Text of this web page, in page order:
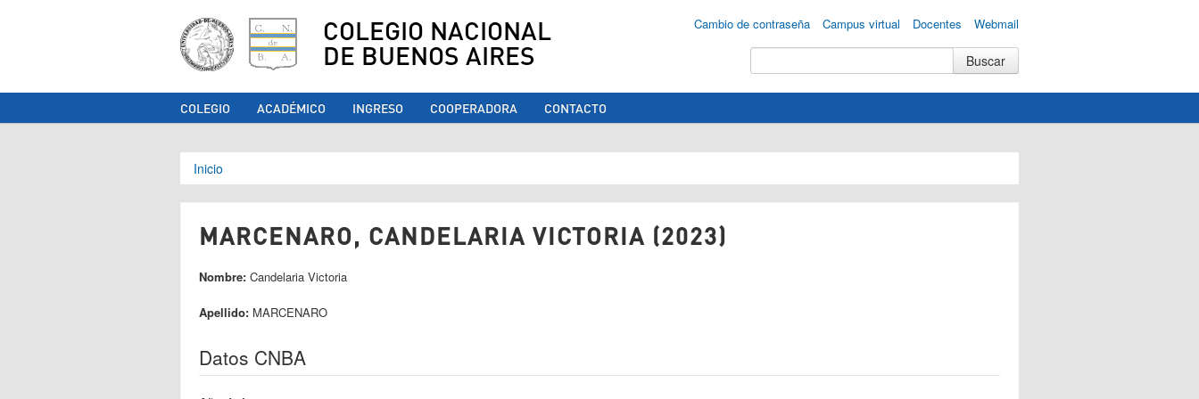
COLEGIO NACIONAL
DE BUENOS AIRES
Cambio de contraseña Campus virtual Docentes Webmail
COLEGIO ACADÉMICO INGRESO COOPERADORA CONTACTO
Se encuentra usted aquí
Inicio
MARCENARO, CANDELARIA VICTORIA (2023)
Nombre: Candelaria Victoria
Apellido: MARCENARO
Datos CNBA